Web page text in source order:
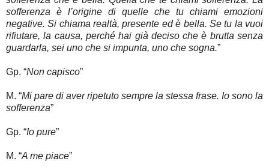
sofferenza è l’origine di quelle che tu chiami emozioni
negative. Si chiama realtà, presente ed è bella. Se tu la vuoi
rifiutare, la causa, perché hai già deciso che è brutta senza
guardarla, sei uno che si impunta, uno che sogna.”
Gp. “Non capisco”
M. “Mi pare di aver ripetuto sempre la stessa frase. Io sono la
sofferenza”
Gp. “Io pure”
M. “A me piace”